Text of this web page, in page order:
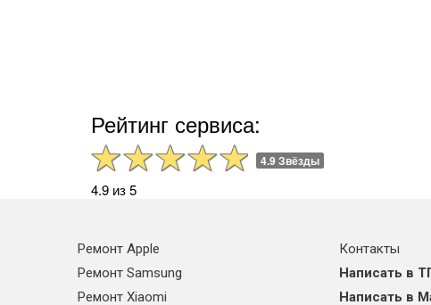
Рейтинг сервиса:
4.9 Звёзды
4.9 из 5
Ремонт Apple
Ремонт Samsung
Ремонт Xiaomi
Контакты
Написать в
Написать в